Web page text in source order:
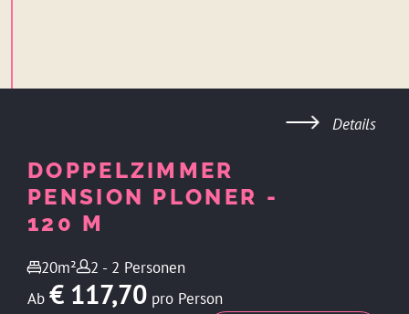
DOPPELZIMMER
PENSION PLONER -
120 M
20m²
2 - 2 Personen
Ab € 117,70 pro Person
Details